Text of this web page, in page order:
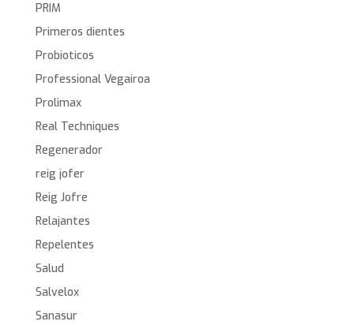
PRIM
Primeros dientes
Probioticos
Professional Vegairoa
Prolimax
Real Techniques
Regenerador
reig jofer
Reig Jofre
Relajantes
Repelentes
Salud
Salvelox
Sanasur